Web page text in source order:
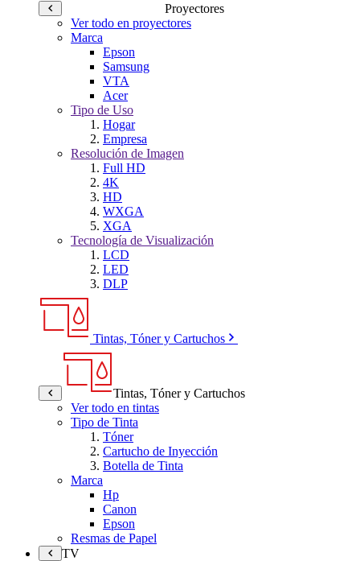
Proyectores
Ver todo en proyectores
Marca
Epson
Samsung
VTA
Acer
Tipo de Uso
Hogar
Empresa
Resolución de Imagen
Full HD
4K
HD
WXGA
XGA
Tecnología de Visualización
LCD
LED
DLP
Tintas, Tóner y Cartuchos
Tintas, Tóner y Cartuchos
Ver todo en tintas
Tipo de Tinta
Tóner
Cartucho de Inyección
Botella de Tinta
Marca
Hp
Canon
Epson
Resmas de Papel
TV